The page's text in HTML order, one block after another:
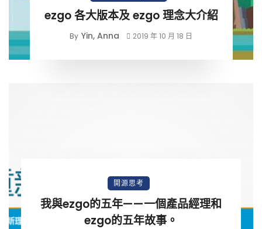
ezgo 各大版本及 ezgo 理念大介紹
By Yin, Anna 2019 年 10 月 18 日
開源思考
我與ezgo的五年——一個產品經理和
ezgo的五年故事。